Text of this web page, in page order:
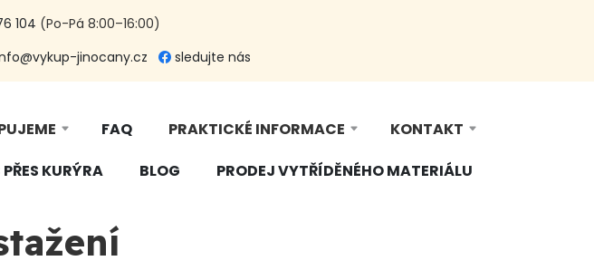
104 (Po-Pá 8:00–16:00)
jinocany.cz sledujte nás
FAQ PRAKTICKÉ INFORMACE
KONTAKT
KURÝRA
BLOG PRODEJ VYTŘÍDĚNÉHO MATERIÁLU